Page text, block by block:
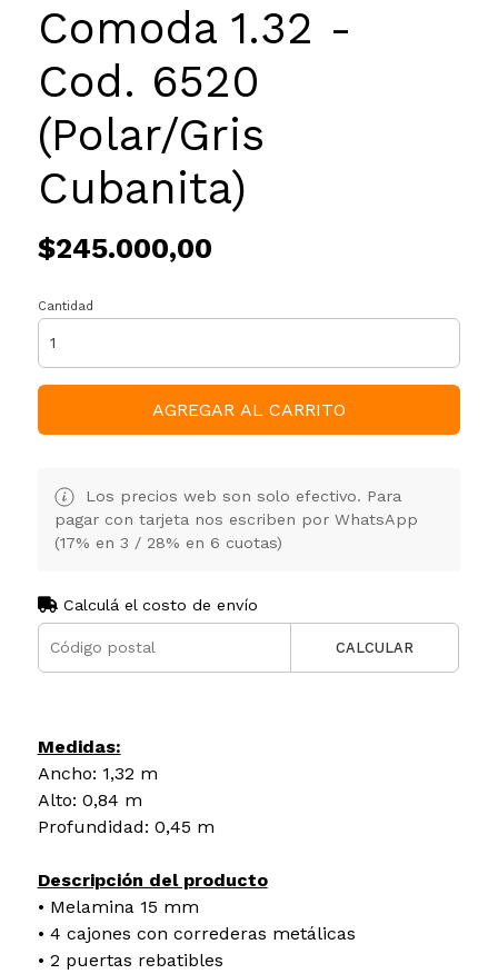
Comoda 1.32 -
Cod. 6520
(Polar/Gris
Cubanita)
$245.000,00
Cantidad
AGREGAR AL CARRITO
Los precios web son solo efectivo. Para
pagar con tarjeta nos escriben por WhatsApp
(17% en 3 / 28% en 6 cuotas)
Calculá el costo de envío
CALCULAR
Medidas:
Ancho: 1,32 m
Alto: 0,84 m
Profundidad: 0,45 m
Descripción del producto
• Melamina 15 mm
• 4 cajones con correderas metálicas
• 2 puertas rebatibles